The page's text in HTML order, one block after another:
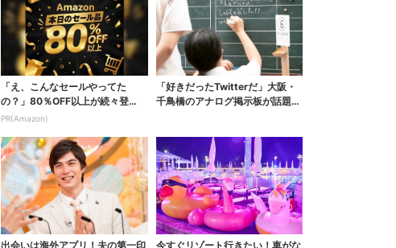
「え、こんなセールやってた
の？」80％OFF以上が続々登
場！Amazonの本気が...
PR(Amazon)
「好きだったTwitterだ」大阪・
千鳥橋のアナログ掲示板が話題、
出会いは海外アプリ！夫の第一印 今すぐリゾート行きたい！車がな